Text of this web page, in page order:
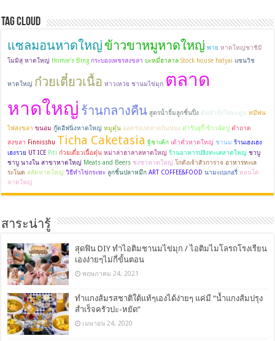
Tag Cloud
แซลมอนหาดใหญ่ ข้าวขาหมูหาดใหญ่ พาย หาดใหญ่ซาชิมิ
โมมิสุ หาดใหญ่ Homie's Bing กระบองเพชรสงขลา บะหมี่ฮาลาล Stock house hatyai แซนวิช
หาดใหญ่ ก๋วยเตี๋ยวเนื้อ ห่าวเหว่ย ชานมไข่มุก ตลาด
หาดใหญ่ ร้านกลางคืน สูตรน้ำจิ้มลูกชิ้นปิ้ง ต้มยำกุ้งไข่มะตูม หมีพ่น
ไฟสงขลา ขนอม กู๊ดอีฟนิ่งหาดใหญ่ หมูตุ๋น ลอดช่องตลาดกิมหยง ตำรับสุกี้-ข้าวผัดปู ตำถาด
สงขลา Finnisshu Ticha Caketasia ฐิชาเค้ก เต้าคั่วหาดใหญ่ ชานม ร้านเฮงเฮง
เฮงรวย UT ICE Piti ก๋วยเตี๋ยวเนื้อตุ๋น หม่าล่าฮาลาลหาดใหญ่ ร้านอาหารปลิงทะเลหาดใหญ่ ชาบู
ชาบู นางใน สาขาหาดใหญ่ Meats and Beers ชงชาหาดใหญ่ โกดังเจ้าสัวการาจ อาหารทะเล
ระโนด สลัดหาดใหญ่ วิธีทำไข่กระทะ ลูกชิ้นปลาหมึก ART COFFEE&FOOD นามะเบเกอรี่ คอนโด
หาดใหญ่
สาระน่ารู้
สุดฟิน DIY ทำไอติมชานมไข่มุก / ไอติมไมโลรถโรงเรียน
เองง่ายๆไม่กี่ขั้นตอน
พฤษภาคม 24, 2021
ทำแกงส้มรสชาติใต้แท้ๆเองได้ง่ายๆ แค่มี “น้ำแกงส้มปรุง
สำเร็จครัวปะ-หยัด”
เมษายน 24, 2020